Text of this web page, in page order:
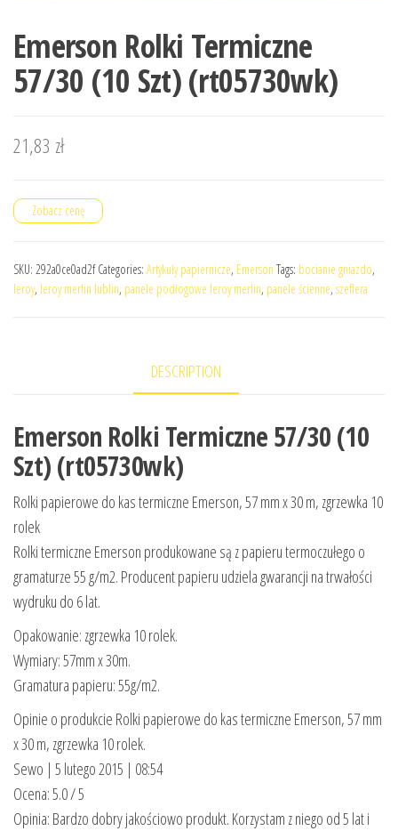
Emerson Rolki Termiczne
57/30 (10 Szt) (rt05730wk)
21,83 zł
Zobacz cenę
SKU: 292a0ce0ad2f Categories: Artykuły papiernicze, Emerson Tags: bocianie gniazdo,
leroy, leroy merlin lublin, panele podłogowe leroy merlin, panele ścienne, szeflera
DESCRIPTION
Emerson Rolki Termiczne 57/30 (10
Szt) (rt05730wk)
Rolki papierowe do kas termiczne Emerson, 57 mm x 30 m, zgrzewka 10
rolek
Rolki termiczne Emerson produkowane są z papieru termoczułego o
gramaturze 55 g/m2. Producent papieru udziela gwarancji na trwałości
wydruku do 6 lat.
Opakowanie: zgrzewka 10 rolek.
Wymiary: 57mm x 30m.
Gramatura papieru: 55g/m2.
Opinie o produkcie Rolki papierowe do kas termiczne Emerson, 57 mm
x 30 m, zgrzewka 10 rolek.
Sewo | 5 lutego 2015 | 08:54
Ocena: 5.0 / 5
Opinia: Bardzo dobry jakościowo produkt. Korzystam z niego od 5 lat i